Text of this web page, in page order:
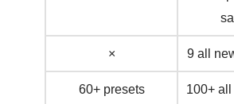
× 9 all
60+ presets 100+